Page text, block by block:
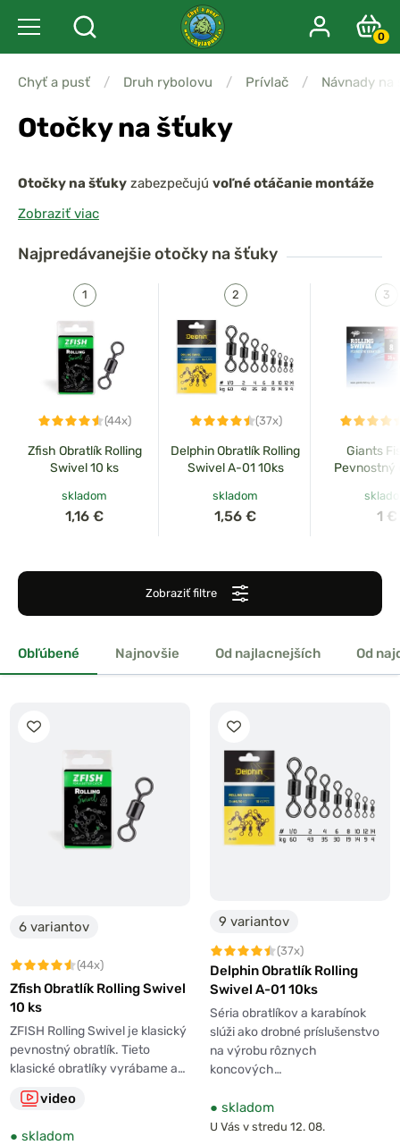
0
Chyť a pusť / Druh rybolovu / Prívlač / Návnady na
Otočky na šťuky
Otočky na šťuky zabezpečujú voľné otáčanie montáže
a bránia skrúteniu vlasce alebo šnúry
vedených nástrah. Sú vyrobené zpevného a odolného
. Ideálne sú na
viazanie návazcev, systémkov aj
kombináciu s karabínkami
, keď potrebujete spoľahlivé
spojenie bez zapletenia.
Zobraziť viac
Najpredávanejšieotočky na šťuky
(44x)
Zfish Obratlík Rolling
Swivel 10 ks
skladom
1,16 €
(37x)
Delphin Obratlík Rolling
Swivel A-01 10ks
skladom
1,56 €
Giants
Pevnostný
1 €
Zobraziť filtre
Obľúbené Najnovšie Od najlacnejších Od
6 variantov
(44x)
Zfish Obratlík Rolling Swivel
10 ks
ZFISH Rolling Swivel je klasický
pevnostný obratlík. Tieto
klasické obratlíky vyrábame a…
video
● skladom
9 variantov
(37x)
Delphin Obratlík Rolling
Swivel A-01 10ks
Séria obratlíkov a karabínok
slúži ako drobné príslušenstvo
na výrobu rôznych
koncových…
● skladom
U Vás v stredu 12. 08.